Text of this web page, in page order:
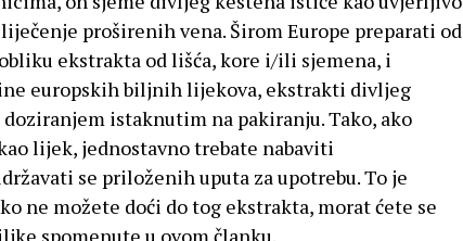
proširenih vena. Širom Europe preparati od
ekstrakta od lišća, kore i/ili sjemena, i
europskih biljnih lijekova, ekstrakti divljeg
istaknutim na pakiranju. Tako, ako
lijek, jednostavno trebate nabaviti
se priloženih uputa za upotrebu. To je
ne možete doći do tog ekstrakta, morat ćete se
spomenute u ovom članku.